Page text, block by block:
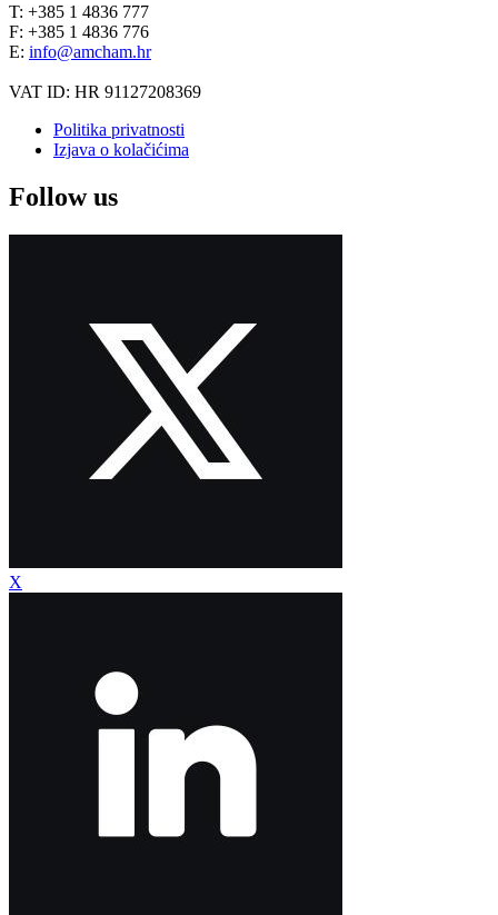
T: +385 1 4836 777
F: +385 1 4836 776
E: info@amcham.hr
VAT ID: HR 91127208369
Politika privatnosti
Izjava o kolačićima
Follow us
X